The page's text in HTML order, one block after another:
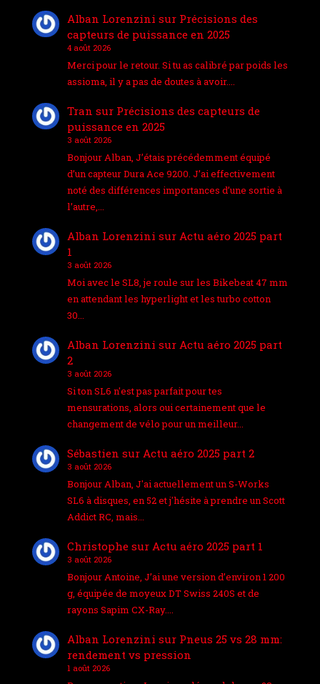
Alban Lorenzini sur Précisions des
capteurs de puissance en 2025
4 août 2026
Merci pour le retour. Si tu as calibré par poids les
assioma, il y a pas de doutes à avoir.…
Tran sur Précisions des capteurs de
puissance en 2025
3 août 2026
Bonjour Alban, J’étais précédemment équipé
d’un capteur Dura Ace 9200. J’ai effectivement
noté des différences importances d’une sortie à
l’autre,…
Alban Lorenzini sur Actu aéro 2025 part
1
3 août 2026
Moi avec le SL8, je roule sur les Bikebeat 47 mm
en attendant les hyperlight et les turbo cotton
30…
Alban Lorenzini sur Actu aéro 2025 part
2
3 août 2026
Si ton SL6 n'est pas parfait pour tes
mensurations, alors oui certainement que le
changement de vélo pour un meilleur…
Sébastien sur Actu aéro 2025 part 2
3 août 2026
Bonjour Alban, J'ai actuellement un S-Works
SL6 à disques, en 52 et j'hésite à prendre un Scott
Addict RC, mais…
Christophesur Actu aéro 2025 part 1
3 août 2026
Bonjour Antoine, J’ai une version d’environ 1 200
g, équipée de moyeux DT Swiss 240S et de
rayons Sapim CX-Ray.…
Alban Lorenzini sur Pneus 25 vs 28 mm:
rendement vs pression
1 août 2026